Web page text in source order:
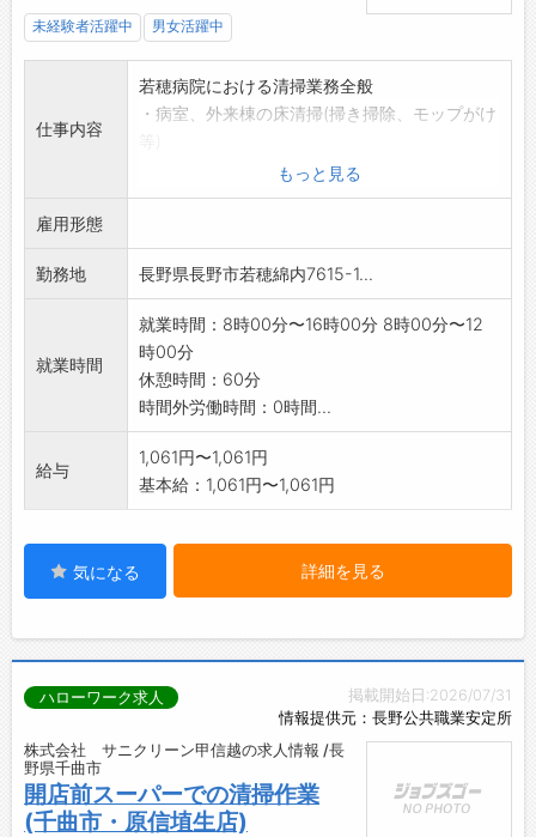
未経験者活躍中 男女活躍中
仕事内容
若穂病院における清掃業務全般
・病室、外来棟の床清掃(掃き掃除、モップがけ
・洗面所、トイレ(女子トイレも有り)の清掃等
*3人前後の体制で行い、立ち作業が主です。
★入社後は弊社社員が研修を行いますので、
未経験者であっても安心してご応募下さい。
*60歳以上の方でも応募可能です。
【業務変更の可能性なし】
もっと見る
雇用形態
勤務地 長野県長野市若穂綿内7615-1...
就業時間
就業時間：8時00分〜16時00分 8時00分〜12
時00分
休憩時間：60分
時間外労働時間：0時間...
給与
1,061円〜1,061円
基本給：1,061円〜1,061円
気になる 詳細を見る
掲載開始日:2026/07/31
情報提供元：長野公共職業安定所
ハローワーク求人
株式会社 サニクリーン甲信越の求人情報 /長
野県千曲市
開店前スーパーでの清掃作業
(千曲市・原信埴生店)